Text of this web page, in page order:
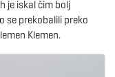
je iskal čim bolj
se prekobalili preko
Klemen.